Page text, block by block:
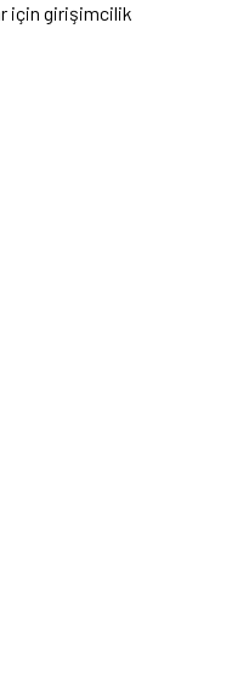
için girişimcilik